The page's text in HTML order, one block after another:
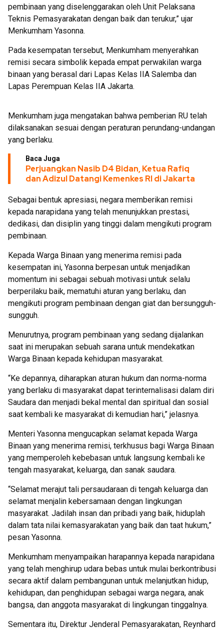
pembinaan yang diselenggarakan oleh Unit Pelaksana
Teknis Pemasyarakatan dengan baik dan terukur,” ujar
Menkumham Yasonna.
Pada kesempatan tersebut, Menkumham menyerahkan
remisi secara simbolik kepada empat perwakilan warga
binaan yang berasal dari Lapas Kelas IIA Salemba dan
Lapas Perempuan Kelas IIA Jakarta.
Menkumham juga mengatakan bahwa pemberian RU telah
dilaksanakan sesuai dengan peraturan perundang-undangan
yang berlaku.
Baca Juga
Perjuangkan Nasib D4 Bidan, Ketua Rafiq
dan Adizul Datangi Kemenkes RI di Jakarta
Sebagai bentuk apresiasi, negara memberikan remisi
kepada narapidana yang telah menunjukkan prestasi,
dedikasi, dan disiplin yang tinggi dalam mengikuti program
pembinaan.
Kepada Warga Binaan yang menerima remisi pada
kesempatan ini, Yasonna berpesan untuk menjadikan
momentum ini sebagai sebuah motivasi untuk selalu
berperilaku baik, mematuhi aturan yang berlaku, dan
mengikuti program pembinaan dengan giat dan bersungguh-
sungguh.
Menurutnya, program pembinaan yang sedang dijalankan
saat ini merupakan sebuah sarana untuk mendekatkan
Warga Binaan kepada kehidupan masyarakat.
“Ke depannya, diharapkan aturan hukum dan norma-norma
yang berlaku di masyarakat dapat terinternalisasi dalam diri
Saudara dan menjadi bekal mental dan spiritual dan sosial
saat kembali ke masyarakat di kemudian hari,” jelasnya.
Menteri Yasonna mengucapkan selamat kepada Warga
Binaan yang menerima remisi, terkhusus bagi Warga Binaan
yang memperoleh kebebasan untuk langsung kembali ke
tengah masyarakat, keluarga, dan sanak saudara.
“Selamat merajut tali persaudaraan di tengah keluarga dan
selamat menjalin kebersamaan dengan lingkungan
masyarakat. Jadilah insan dan pribadi yang baik, hiduplah
dalam tata nilai kemasyarakatan yang baik dan taat hukum,”
pesan Yasonna.
Menkumham menyampaikan harapannya kepada narapidana
yang telah menghirup udara bebas untuk mulai berkontribusi
secara aktif dalam pembangunan untuk melanjutkan hidup,
kehidupan, dan penghidupan sebagai warga negara, anak
bangsa, dan anggota masyarakat di lingkungan tinggalnya.
Sementara itu, Direktur Jenderal Pemasyarakatan, Reynhard